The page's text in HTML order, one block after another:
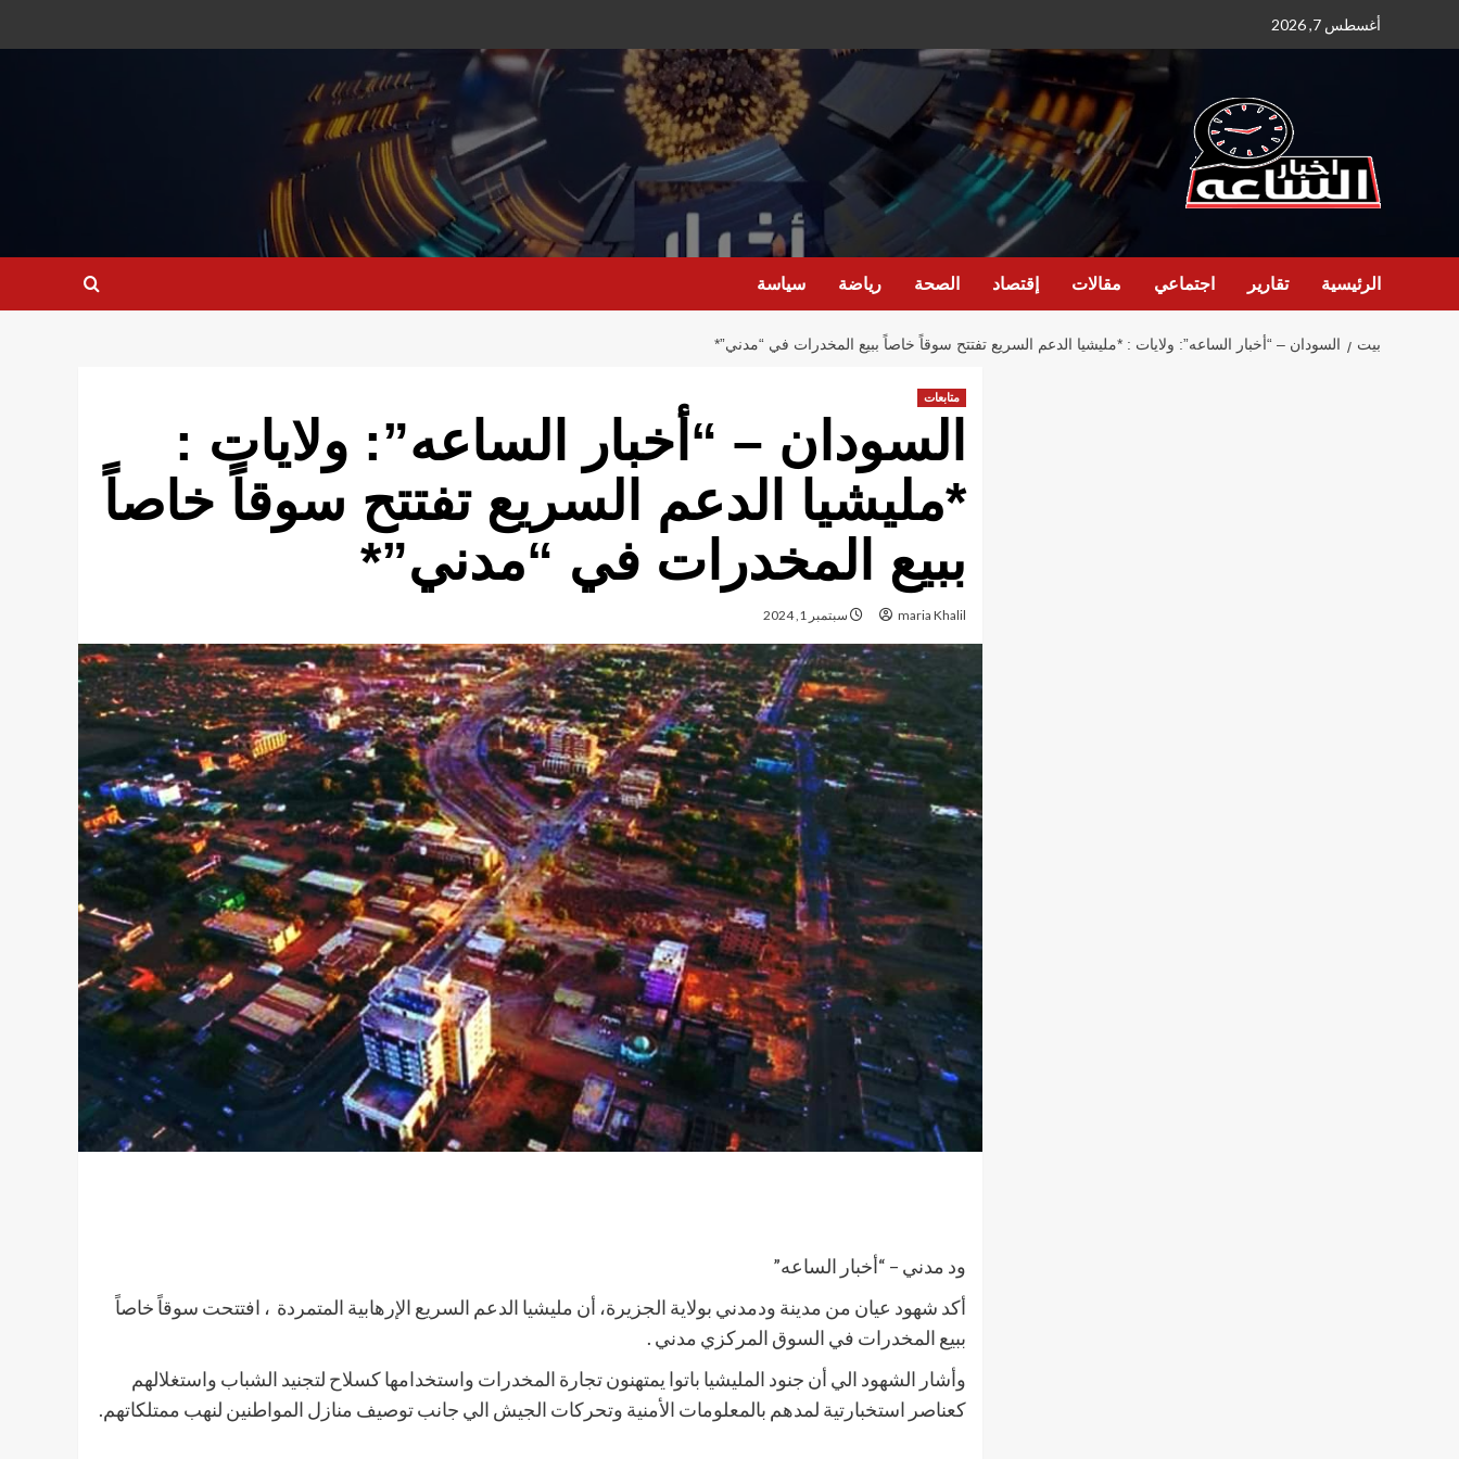
أغسطس 7, 2026
الرئيسية تقارير اجتماعي مقالات إقتصاد الصحة رياضة سياسة
بيت السودان – “أخبار الساعه”: ولايات : *مليشيا الدعم السريع تفتتح سوقاً خاصاً ببيع المخدرات في “مدني”*
متابعات
السودان – “أخبار الساعه”: ولايات :
*مليشيا الدعم السريع تفتتح سوقاً خاصاً
ببيع المخدرات في “مدني”*
maria Khalil سبتمبر 1, 2024
ود مدني – “أخبار الساعه”
أكد شهود عيان من مدينة ودمدني بولاية الجزيرة، أن مليشيا الدعم السريع الإرهابية المتمردة ، افتتحت سوقاً خاصاً
ببيع المخدرات في السوق المركزي مدني .
وأشار الشهود الي أن جنود المليشيا باتوا يمتهنون تجارة المخدرات واستخدامها كسلاح لتجنيد الشباب واستغلالهم
كعناصر استخبارتية لمدهم بالمعلومات الأمنية وتحركات الجيش الي جانب توصيف منازل المواطنين لنهب ممتلكاتهم.